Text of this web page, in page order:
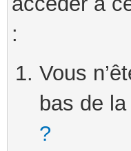
:
Vous
bas de
?